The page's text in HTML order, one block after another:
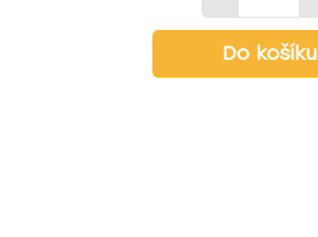
Do košíku